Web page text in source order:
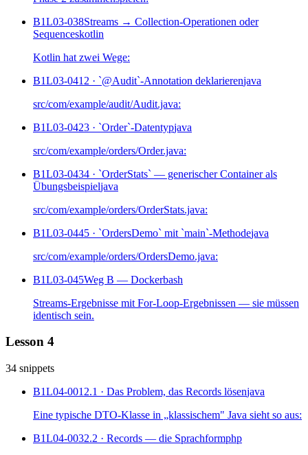
B1L03-038Streams → Collection-Operationen oder
Sequenceskotlin
Kotlin hat zwei Wege:
B1L03-041 2 · `@Audit`-Annotation deklarierenjava
src/com/example/audit/Audit.java:
B1L03-0423 · `Order`-Datentypjava
src/com/example/orders/Order.java:
B1L03-0434 · `OrderStats` — generischer Container als
Übungsbeispieljava
src/com/example/orders/OrderStats.java:
B1L03-0445 · `OrdersDemo` mit `main`-Methodejava
src/com/example/orders/OrdersDemo.java:
B1L03-045Weg B — Dockerbash
Streams-Ergebnisse mit For-Loop-Ergebnissen — sie müssen
identisch sein.
Lesson 4
34 snippets
B1L04-001 2.1 · Das Problem, das Records lösenjava
Eine typische DTO-Klasse in „klassischem" Java sieht so aus:
B1L04-0032.2 · Records — die Sprachformphp